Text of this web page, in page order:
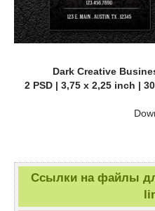
Dark Creative
2 PSD | 3,75 х 2,25 inch |
Ссылки на файлы